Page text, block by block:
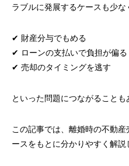
ラブルに発展するケースも少な
✔ 財産分与でもめる
✔ ローンの支払いで負担が偏る
✔ 売却のタイミングを逃す
といった問題につながることも
この記事では、離婚時の不動
ースをもとに分かりやすく解説